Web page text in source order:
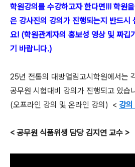
학원강의를 수강하고자 한다면!!! 학원
은 강사진의 강의가 진행되는지 반드시
요! (학원관계자의 홍보성 영상 및 짜깁
기 바랍니다.)
25년 전통의 대방열림고시학원에서는
공무원 시험대비 강의가 진행되고 있습
(오프라인 강의 및 온라인 강의) < 강
< 공무원 식품위생 담당 김지연 교수 >